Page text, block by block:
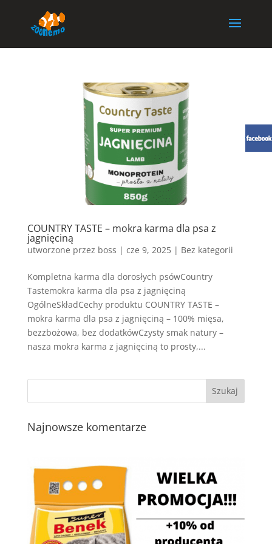
COUNTRY TASTE – mokra karma dla psa z
jagnięciną
utworzone przez boss | cze 9, 2025| Bez kategorii
Kompletna karma dla dorosłych psówCountry
Tastemokra karma dla psa z jagnięciną
OgólneSkładCechy produktu COUNTRY TASTE –
mokra karma dla psa z jagnięciną – 100% mięsa,
bezzbożowa, bez dodatkówCzysty smak natury –
nasza mokra karma z jagnięciną to prosty,...
Najnowsze komentarze